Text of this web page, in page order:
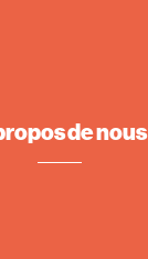
de nous